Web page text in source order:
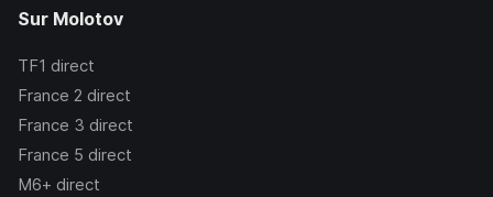
Sur Molotov
TF1 direct
France 2 direct
France 3 direct
France 5 direct
M6+ direct